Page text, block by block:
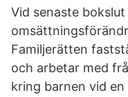
Vid senaste
Familjerätten
och arbetar med
kring barnen vid en